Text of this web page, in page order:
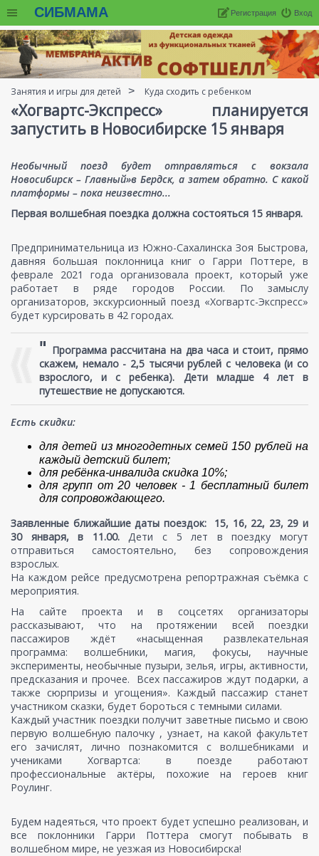
СИБМАМА Вход
Регистрация
Занятия и игры для детей Куда сходить с ребенком
«Хогвартс-Экспресс» планируется
запустить в Новосибирске 15 января
Необычный поезд будет отправляться с вокзала
Новосибирск – Главный»в Бердск, а затем обратно. С какой
платформы – пока неизвестно...
Первая волшебная поездка должна состояться 15 января.
Предпринимательница из Южно-Сахалинска Зоя Быстрова,
давняя большая поклонница книг о Гарри Поттере, в
феврале 2021 года организовала проект, который уже
работает в ряде городов России. По замыслу
организаторов, экскурсионный поезд «Хогвартс-Экспресс»
будет курсировать в 42 городах.
" Программа рассчитана на два часа и стоит, прямо
скажем, немало - 2,5 тысячи рублей с человека (и со
взрослого, и с ребенка). Дети младше 4 лет в
путешествие не допускаются.
Есть скидки:
для детей из многодетных семей 150 рублей на
каждый детский билет; ⠀
для ребёнка-инвалида скидка 10%;
для групп от 20 человек - 1 бесплатный билет
для сопровождающего.
Заявленные ближайшие даты поездок: 15, 16, 22, 23, 29 и
30 января, в 11.00. Дети с 5 лет в поездку могут
отправиться самостоятельно, без сопровождения
взрослых.
На каждом рейсе предусмотрена репортражная съёмка с
мероприятия.
На сайте проекта и в соцсетях организаторы
рассказывают, что на протяжении всей поездки
пассажиров ждёт «насыщенная развлекательная
программа: волшебники, магия, фокусы, научные
эксперименты, необычные пузыри, зелья, игры, активности,
предсказания и прочее. Всех пассажиров ждут подарки, а
также сюрпризы и угощения». Каждый пассажир станет
участником сказки, будет бороться с темными силами.⠀
Каждый участник поездки получит заветные письмо и свою
первую волшебную палочку , узнает, на какой факультет
его зачислят, лично познакомится с волшебниками и
учениками Хогвартса: в поезде работают
профессиональные актёры, похожие на героев книг
Роулинг.
Будем надеяться, что проект будет успешно реализован, и
все поклонники Гарри Поттера смогут побывать в
волшебном мире, не уезжая из Новосибирска!